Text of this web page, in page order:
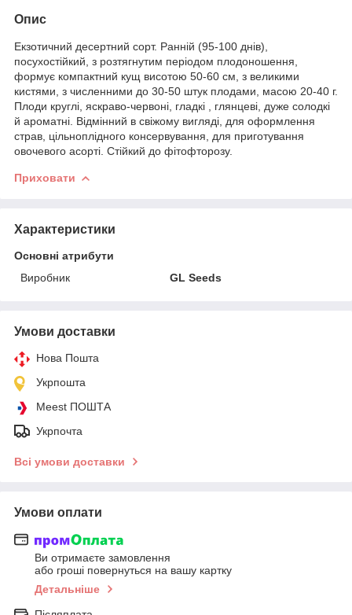
Опис
Екзотичний десертний сорт. Ранній (95-100 днів),
посухостійкий, з розтягнутим періодом плодоношення,
формує компактний кущ висотою 50-60 см, з великими
кистями, з численними до 30-50 штук плодами, масою 20-40 г.
Плоди круглі, яскраво-червоні, гладкі , глянцеві, дуже солодкі
й ароматні. Відмінний в свіжому вигляді, для оформлення
страв, цільноплідного консервування, для приготування
овочевого асорті. Стійкий до фітофторозу.
Приховати
Характеристики
Основні атрибути
Виробник
GL Seeds
Умови доставки
Нова Пошта
Укрпошта
Meest ПОШТА
Укрпочта
Всі умови доставки
Умови оплати
Ви отримаєте замовлення
або гроші повернуться на вашу картку
Детальніше